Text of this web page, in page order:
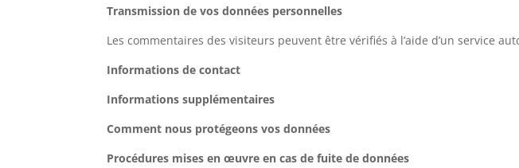
Transmission de vos données personnelles
Les commentaires des visiteurs peuvent être vérifiés à l’aide d’un service
Informations de contact
Informations supplémentaires
Comment nous protégeons vos données
Procédures mises en œuvre en cas de fuite de données